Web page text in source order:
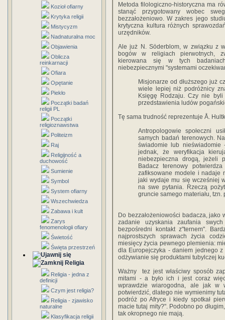
Kozioł ofiarny
Krytyka religii
Mistycyzm
Nadnaturalna moc
Objawienia
Oblicza
reinkarnacji
Ofiara
Opętanie
Piekło
Początki badań
religii PL
Początki
religioznawstwa
Politeizm
Raj
Religijność a
duchowość
Sumienie
Symbol
System ofiarny
Wszechwiedza
Zabawa i kult
Zarys
fenomenologii ofiary
Świetość
Święta przestrzeń
Religia
Religia - jedna z
definicji
Czym jest religia?
Religia - zjawisko
naturalne
Klasyfikacja religii
Metoda filologiczno-historyczna ma
stanąć przygotowany wobec
bezzałożeniowo. W zakres jego
krytyczna kultura różnych
urzędników.
Ale już N. Söderblom, w związku z
bogów w religiach pierwotnych,
kierowana się w tych
niebezpiecznymi "systemami
Misjonarze od dłuższego już
wiele lepiej niż podróżnicy
Księgę Rodzaju. Czy nie
przedstawienia ludów
Tę sama trudność reprezentuje Å.
Antropologowie społeczni
samych badań terenowych.
świadomie lub nieświadomie
jednak, że weryfikacja
niebezpieczna drogą, jeżeli
Badacz terenowy
zafiksowane modele i nadaje
jaki wydaje mu się wcześniej
na swe pytania. Rzeczą
gruncie samego materiału,
Do bezzałożeniowości badacza,
zadanie uzyskania zaufania
bezpośredni kontakt z"ternem".
najprostszych sprawach życia
miesięcy życia pewnego plemienia:
dla Europejczyka - daniem jednego
odżywianie się produktami tubylczej
Ważny tez jest właściwy sposób
mitami - a było ich i jest coraz
wprawdzie wiarogodna, ale jak
potwierdzić, dlatego nie wymienimy
podróż po Afryce i kiedy spotkał
macie tutaj mity?". Podobno po
tak okropnego nie mają.